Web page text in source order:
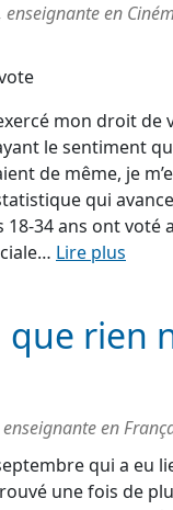
en
mon droit de
le sentiment
de même, je
qui
18-34 ans ont voté
Lire plus
rien
en
qui a eu
une fois de